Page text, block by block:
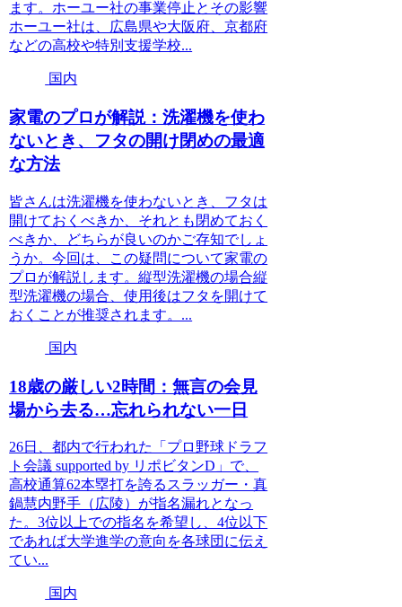
ます。ホーユー社の事業停止とその影響
ホーユー社は、広島県や大阪府、京都府
などの高校や特別支援学校...
国内
家電のプロが解説：洗濯機を使わ
ないとき、フタの開け閉めの最適
な方法
皆さんは洗濯機を使わないとき、フタは
開けておくべきか、それとも閉めておく
べきか、どちらが良いのかご存知でしょ
うか。今回は、この疑問について家電の
プロが解説します。縦型洗濯機の場合縦
型洗濯機の場合、使用後はフタを開けて
おくことが推奨されます。...
国内
18歳の厳しい2時間：無言の会見
場から去る…忘れられない一日
26日、都内で行われた「プロ野球ドラフ
ト会議 supported by リポビタンD」で、
高校通算62本塁打を誇るスラッガー・真
鍋慧内野手（広陵）が指名漏れとなっ
た。3位以上での指名を希望し、4位以下
であれば大学進学の意向を各球団に伝え
てい...
国内